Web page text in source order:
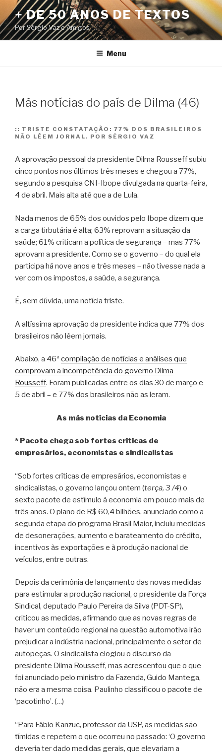
Pular
para
o
conteúdo
+ DE 50 ANOS DE TEXTOS
Por Sérgio Vaz e Amigos
Menu
Más notícias do país de Dilma (46)
:: TRISTE CONSTATAÇÃO: 77% DOS BRASILEIROS
NÃO LÊEM JORNAL. POR SÉRGIO VAZ
A aprovação pessoal da presidente Dilma Rousseff subiu
cinco pontos nos últimos três meses e chegou a 77%,
segundo a pesquisa CNI-Ibope divulgada na quarta-feira,
4 de abril. Mais alta até que a de Lula.
Nada menos de 65% dos ouvidos pelo Ibope dizem que
a carga tirbutária é alta; 63% reprovam a situação da
saúde; 61% criticam a política de segurança – mas 77%
aprovam a presidente. Como se o governo – do qual ela
participa há nove anos e três meses – não tivesse nada a
ver com os impostos, a saúde, a segurança.
É, sem dúvida, uma notícia triste.
A altíssima aprovação da presidente indica que 77% dos
brasileiros não lêem jornais.
Abaixo, a 46ª compilação de notícias e análises que
comprovam a incompetência do governo Dilma
Rousseff. Foram publicadas entre os dias 30 de março e
5 de abril – e 77% dos brasileiros não as leram.
As más notícias da Economia
* Pacote chega sob fortes críticas de
empresários, economistas e sindicalistas
“Sob fortes críticas de empresários, economistas e
sindicalistas, o governo lançou ontem (terça, 3 /4) o
sexto pacote de estímulo à economia em pouco mais de
três anos. O plano de R$ 60,4 bilhões, anunciado como a
segunda etapa do programa Brasil Maior, incluiu medidas
de desonerações, aumento e barateamento do crédito,
incentivos às exportações e à produção nacional de
veículos, entre outras.
Depois da cerimônia de lançamento das novas medidas
para estimular a produção nacional, o presidente da Força
Sindical, deputado Paulo Pereira da Silva (PDT-SP),
criticou as medidas, afirmando que as novas regras de
haver um conteúdo regional na questão automotiva irão
prejudicar a indústria nacional, principalmente o setor de
autopeças. O sindicalista elogiou o discurso da
presidente Dilma Rousseff, mas acrescentou que o que
foi anunciado pelo ministro da Fazenda, Guido Mantega,
não era a mesma coisa. Paulinho classificou o pacote de
‘pacotinho’. (…)
“Para Fábio Kanzuc, professor da USP, as medidas são
tímidas e repetem o que ocorreu no passado: ‘O governo
deveria ter dado medidas gerais, que elevariam a